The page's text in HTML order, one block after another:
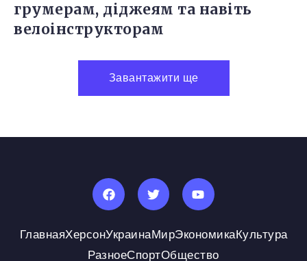
грумерам, діджеям та навіть
велоінструкторам
Завантажити ще
ГлавнаяХерсонУкраинаМирЭкономикаКультура
РазноеСпортОбщество